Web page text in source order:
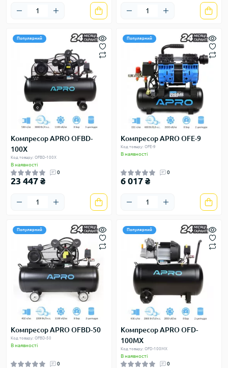
Популярний
Компресор APRO OFBD-
100X
Код товару: OFBD-100X
В наявності
0
23 447 ₴
Популярний
Компресор APRO OFE-9
Код товару: OFE-9
В наявності
0
6 017 ₴
Популярний
Компресор APRO OFBD-50
Код товару: OFBD-50
В наявності
0
Популярний
Компресор APRO OFD-
100MX
Код товару: OFD-100MX
В наявності
0